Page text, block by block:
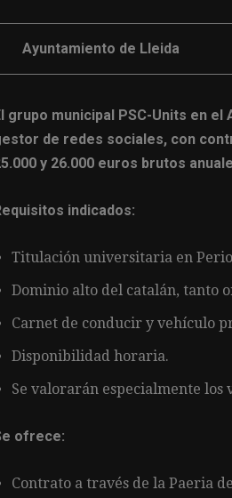
Ayuntamiento de Lleida
grupo municipal PSC-Units en
de redes sociales, con
y 26.000 euros brutos
indicados:
Titulación universitaria en
Dominio alto del catalán, tanto
Carnet de conducir y vehículo
Disponibilidad horaria.
Se valorarán especialmente los
ofrece:
Contrato a través de la Paeria